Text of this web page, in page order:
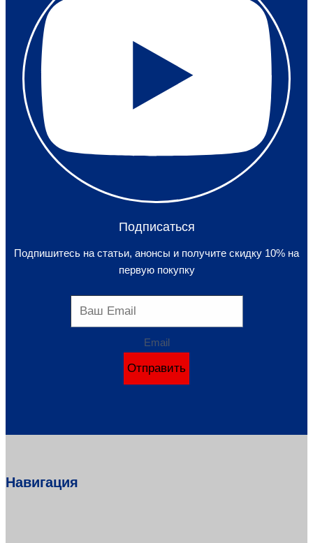
Подписаться
Подпишитесь на статьи, анонсы и получите скидку 10% на
первую покупку
Email
Отправить
Навигация